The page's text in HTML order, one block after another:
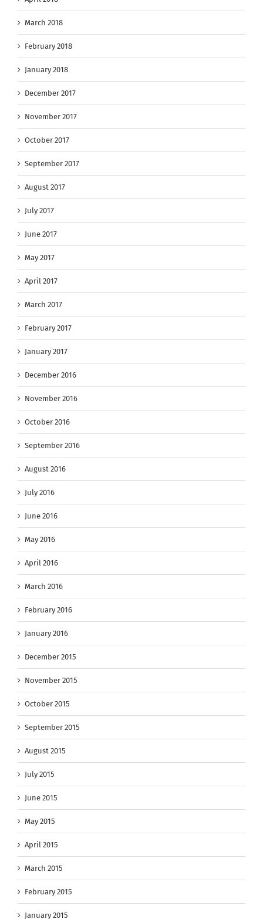
March 2018
February 2018
January 2018
December 2017
November 2017
October 2017
September 2017
August 2017
July 2017
June 2017
May 2017
April 2017
March 2017
February 2017
January 2017
December 2016
November 2016
October 2016
September 2016
August 2016
July 2016
June 2016
May 2016
April 2016
March 2016
February 2016
January 2016
December 2015
November 2015
October 2015
September 2015
August 2015
July 2015
June 2015
May 2015
April 2015
March 2015
February 2015
January 2015